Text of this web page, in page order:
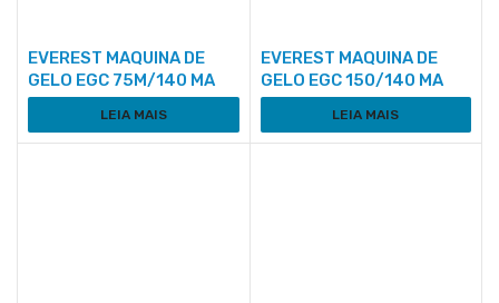
EVEREST MAQUINA DE
GELO EGC 75M/140 MA
LEIA MAIS
EVEREST MAQUINA DE
GELO EGC 150/140 MA
LEIA MAIS